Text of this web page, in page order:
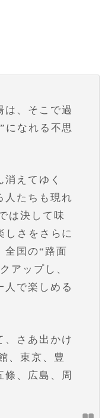
は、そこで過
になれる不思
えてゆく
人たちも現れ
は決して味
しさをさらに
全国の“路面
アップし、
人で楽しめる
、さあ出かけ
、東京、豊
條、広島、周